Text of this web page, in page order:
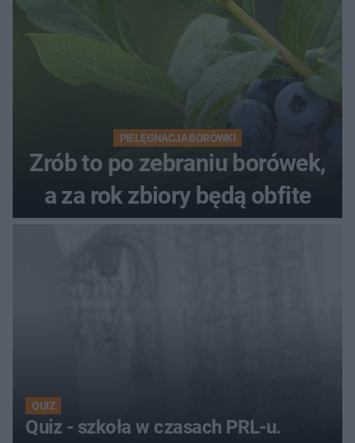
PIELĘGNACJA BORÓWKI
Zrób to po zebraniu borówek,
a za rok zbiory będą obfite
QUIZ
Quiz - szkoła w czasach PRL-u.